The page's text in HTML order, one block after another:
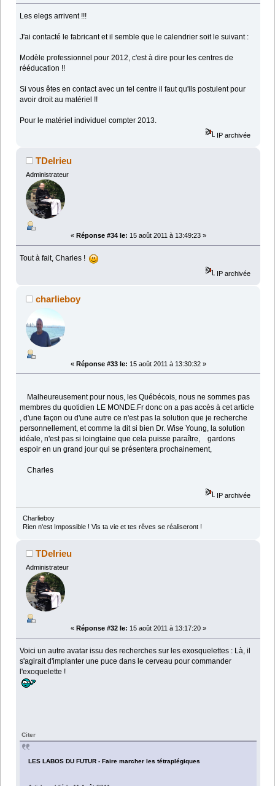
Les elegs arrivent !!!
J'ai contacté le fabricant et il semble que le calendrier soit le suivant :
Modèle professionnel pour 2012, c'est à dire pour les centres de
rééducation !!
Si vous êtes en contact avec un tel centre il faut qu'ils postulent pour
avoir droit au matériel !!
Pour le matériel individuel compter 2013.
IP archivée
TDelrieu
Administrateur
« Réponse #34 le: 15 août 2011 à 13:49:23 »
Tout à fait, Charles !
IP archivée
charlieboy
« Réponse #33 le: 15 août 2011 à 13:30:32 »
Malheureusement pour nous, les Québécois, nous ne sommes pas
membres du quotidien LE MONDE.Fr donc on a pas accès à cet article
, d'une façon ou d'une autre ce n'est pas la solution que je recherche
personnellement, et comme la dit si bien Dr. Wise Young, la solution
idéale, n'est pas si loingtaine que cela puisse paraître, gardons
espoir en un grand jour qui se présentera prochainement,
Charles
IP archivée
Charlieboy
Rien n'est Impossible ! Vis ta vie et tes rêves se réaliseront !
TDelrieu
Administrateur
« Réponse #32 le: 15 août 2011 à 13:17:20 »
Voici un autre avatar issu des recherches sur les exosquelettes : Là, il
s'agirait d'implanter une puce dans le cerveau pour commander
l'exoquelette !
Citer
LES LABOS DU FUTUR - Faire marcher les tétraplégiques